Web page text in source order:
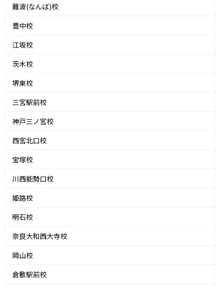
難波(なんば)校
豊中校
江坂校
茨木校
堺東校
三宮駅前校
神戸三ノ宮校
西宮北口校
宝塚校
川西能勢口校
姫路校
明石校
奈良大和西大寺校
岡山校
倉敷駅前校